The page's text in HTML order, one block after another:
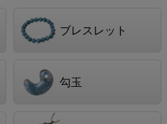
ブレスレット
勾玉